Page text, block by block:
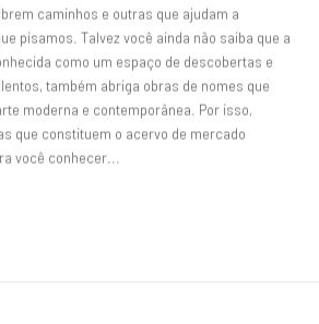
caminhos e outras que ajudam a
pisamos. Talvez você ainda não saiba que a
como um espaço de descobertas e
também abriga obras de nomes que
moderna e contemporânea. Por isso,
que constituem o acervo de mercado
você conhecer...